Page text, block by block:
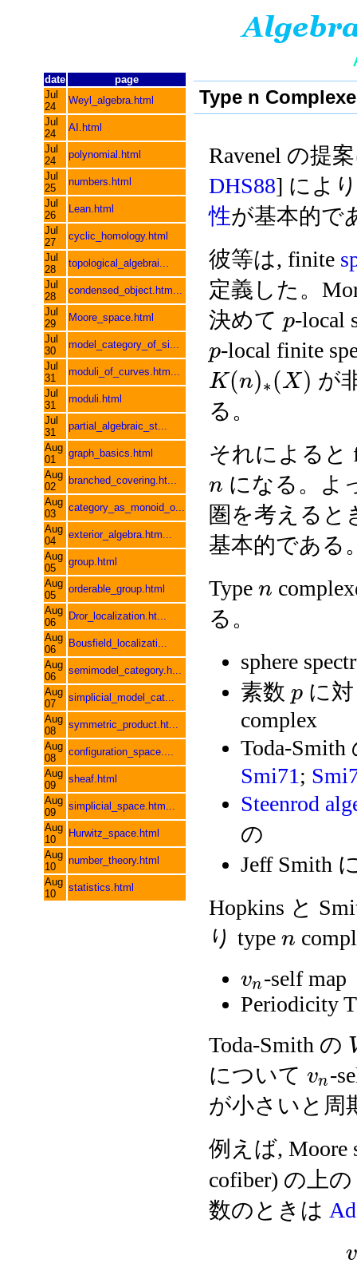
date
page
Jul
24
Weyl_algebra.html
Jul
24
AI.html
Jul
24
polynomial.html
Jul
25
numbers.html
Jul
26
Lean.html
Jul
27
cyclic_homology.html
Jul
28
topological_algebrai...
Jul
28
condensed_object.htm...
Jul
29
Moore_space.html
Jul
30
model_category_of_si...
Jul
31
moduli_of_curves.htm...
Jul
31
moduli.html
Jul
31
partial_algebraic_st...
Aug
01
graph_basics.html
Aug
02
branched_covering.ht...
Aug
03
category_as_monoid_o...
Aug
04
exterior_algebra.htm...
Aug
05
group.html
Aug
05
orderable_group.html
Aug
06
Dror_localization.ht...
Aug
06
Bousfield_localizati...
Aug
06
semimodel_category.h...
Aug
07
simplicial_model_cat...
Aug
08
symmetric_product.ht...
Aug
08
configuration_space....
Aug
09
sheaf.html
Aug
09
simplicial_space.htm...
Aug
10
Hurwitz_space.html
Aug
10
number_theory.html
Aug
10
statistics.html
Type n
Ravenel の提
DHS88] によ
性が基本的で
彼等は, finite
定義した。
決めて p-local
p-local finite
K(n)∗ (X) が
る。
それによると
n になる。よ
圏を考えると
基本的である
Type n
る。
sphere
素数 p に
complex
Toda-
Smi71 ;
Steenrod
の
Jeff Smith
Hopkins と
り type n
vn -self map
Periodicity
Toda-Smith の
について vn -
が小さいと周
例えば, Moore
cofiber) の上の
数のときは
v